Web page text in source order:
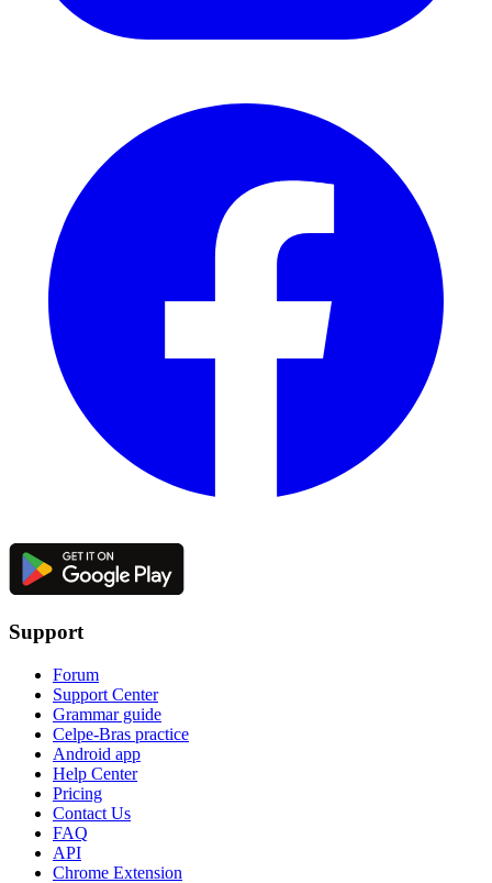
Support
Forum
Support Center
Grammar guide
Celpe-Bras practice
Android app
Help Center
Pricing
Contact Us
FAQ
API
Chrome Extension